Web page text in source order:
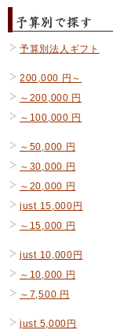
予算別法人ギフト
200,000 円～
～200,000 円
～100,000 円
～50,000 円
～30,000 円
～20,000 円
just 15,000円
～15,000 円
just 10,000円
～10,000 円
～7,500 円
just 5,000円